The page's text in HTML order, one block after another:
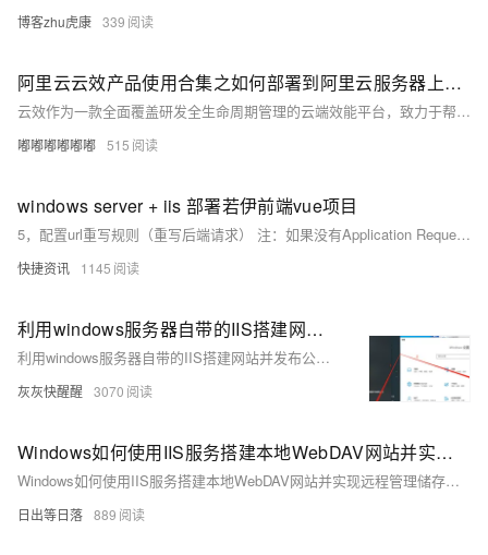
博客zhu虎康 339
阿里云云效产品使用合集之如何部署到阿里云服务器上的 Windows Server 上的 IIS
云效作为一款全面覆盖研发全生命周期管理的云端效能平台，致力于帮助企业实现高效协同、敏捷研发和持续交付。本合集收集整理了用户在使用云效过程中遇到的常见问题，问题涉及项目创建与管理、需求规划与迭代、代码托管与版本控制、自动化测试、持续集成与发布等方面。
嘟嘟嘟嘟嘟嘟 515
windows server + iis 部署若伊前端vue项目
5，配置url重写规则（重写后端请求） 注：如果没有Application Request Routing Cachefourcloudbdueclaim和URL重写，则是第二部的那两个插件没装上 打开iis，点击计算机->点击Application Request Routing Cache -> 打开功能
快捷资讯 1145
利用windows服务器自带的IIS搭建网站并发布公网访问【内网穿透】
利用windows服务器自带的IIS搭建网站并发布公网访问【内网穿透】
灰灰快醒醒 3070
Windows如何使用IIS服务搭建本地WebDAV网站并实现远程管理储存文件
Windows如何使用IIS服务搭建本地WebDAV网站并实现远程管理储存文件
日出等日落 889